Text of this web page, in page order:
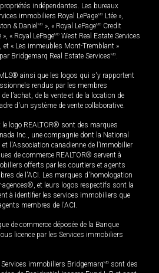
indépendantes. Les bureaux
immobiliers Royal LePageMD Ltée »,
& Daniel MD », « Royal LePageMD Credit
« Royal LePageMD West Real Estate Services
et « Les immeubles Mont-Tremblant »
Bridgemarq Real Estate ServicesMD.
ainsi que les logos qui s'y rapportent
rendus par les membres
l'achat, de la vente et de la location de
d'un système de vente collaborative.
le logo REALTOR® sont des marques
Inc., une compagnie dont la National
l'Association canadienne de l’immobilier
de commerce REALTOR® servent à
offerts par les courtiers et agents
de l'ACI. Les marques d'homologation
et leurs logos respectifs sont la
à identifier les services immobiliers que
membres de l'ACI.
de commerce déposée de la Banque
licence par les Services immobiliers
immobiliers BridgemarqMD sont des